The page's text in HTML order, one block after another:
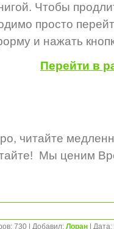
Чтобы
просто
и нажать
Перейти в
читайте
Мы ценим
730 Добавил: Лоран Дата: